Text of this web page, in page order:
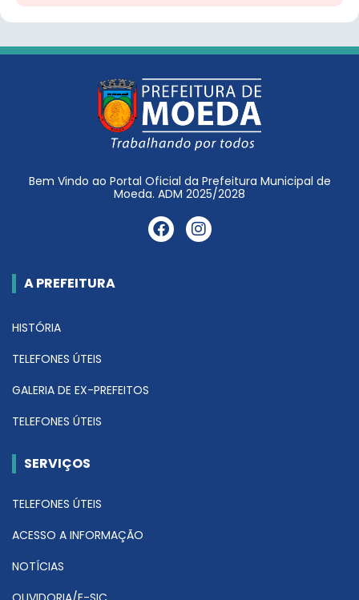
Bem Vindo ao Portal Oficial da Prefeitura Municipal de
Moeda. ADM 2025/2028
A PREFEITURA
HISTÓRIA
TELEFONES ÚTEIS
GALERIA DE EX-PREFEITOS
TELEFONES ÚTEIS
SERVIÇOS
TELEFONES ÚTEIS
ACESSO A INFORMAÇÃO
NOTÍCIAS